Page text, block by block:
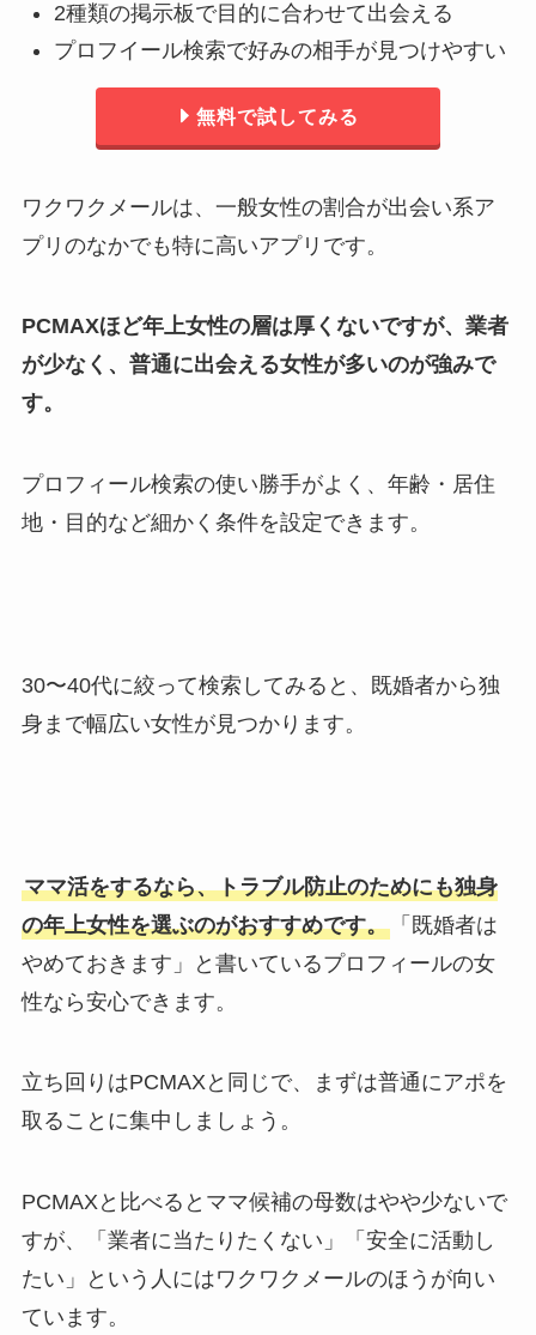
2種類の掲示板で目的に合わせて出会える
プロフイール検索で好みの相手が見つけやすい
無料で試してみる
ワクワクメールは、一般女性の割合が出会い系ア
プリのなかでも特に高いアプリです。
PCMAXほど年上女性の層は厚くないですが、業者
が少なく、普通に出会える女性が多いのが強みで
す。
プロフィール検索の使い勝手がよく、年齢・居住
地・目的など細かく条件を設定できます。
30〜40代に絞って検索してみると、既婚者から独
身まで幅広い女性が見つかります。
ママ活をするなら、トラブル防止のためにも独身
の年上女性を選ぶのがおすすめです。「既婚者は
やめておきます」と書いているプロフィールの女
性なら安心できます。
立ち回りはPCMAXと同じで、まずは普通にアポを
取ることに集中しましょう。
PCMAXと比べるとママ候補の母数はやや少ないで
すが、「業者に当たりたくない」「安全に活動し
たい」という人にはワクワクメールのほうが向い
ています。